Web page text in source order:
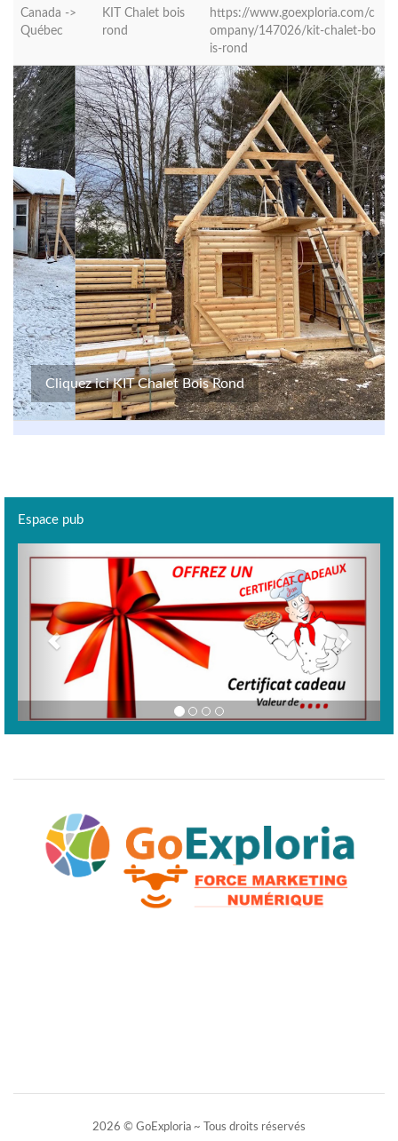
Canada ->
Québec
KIT Chalet bois
rond
https://www.goexploria.com/c
ompany/147026/kit-chalet-bo
is-rond
Cliquez ici KIT Chalet Bois Rond
Espace pub
2026 © GoExploria ~ Tous droits réservés